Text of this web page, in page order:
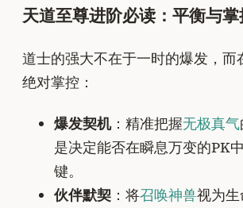
天道至尊进阶必读：平衡与
道士的强大不在于一时的爆发，而
绝对掌控：
爆发契机：精准把握无极真气
是决定能否在瞬息万变的PK
键。
伙伴默契 ：将召唤神兽视为